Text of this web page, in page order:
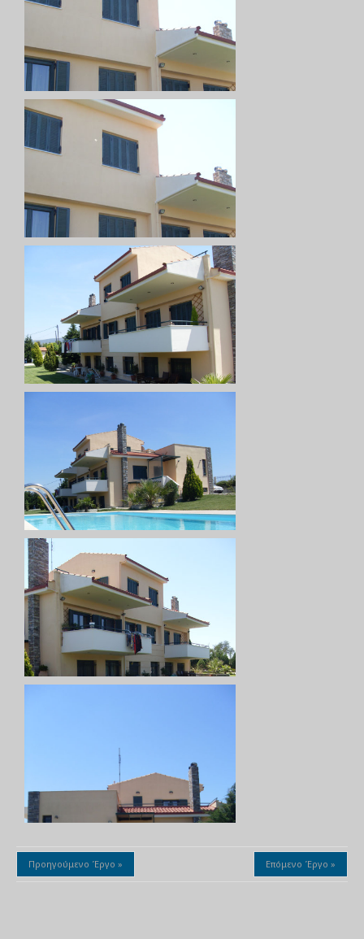
Προηγούμενο Έργο » Επόμενο Έργο »